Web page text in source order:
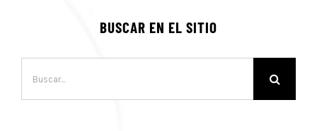
BUSCAR EN EL SITIO